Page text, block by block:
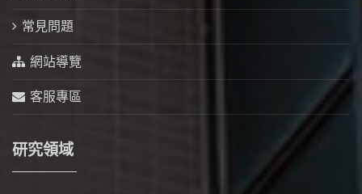
常見問題
網站導覽
客服專區
研究領域